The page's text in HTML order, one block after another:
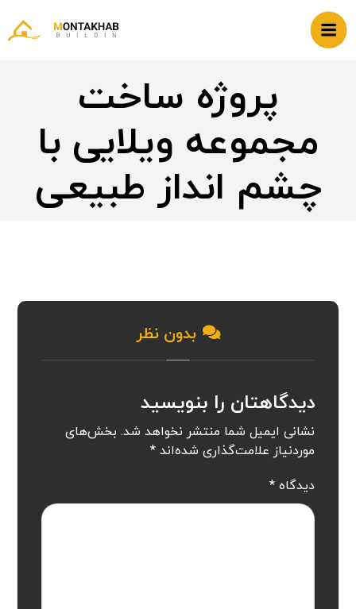
پروژه ساخت
مجموعه ویلایی با
چشم انداز طبیعی
بدون نظر
دیدگاهتان را بنویسید
نشانی ایمیل شما منتشر نخواهد شد. بخش‌های
موردنیاز علامت‌گذاری شده‌اند*
دیدگاه*